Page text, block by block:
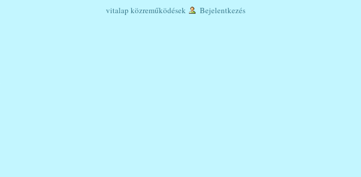
vitalap közreműködések Bejelentkezés